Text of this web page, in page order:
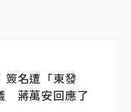
簽名遭「東發
蔣萬安回應了